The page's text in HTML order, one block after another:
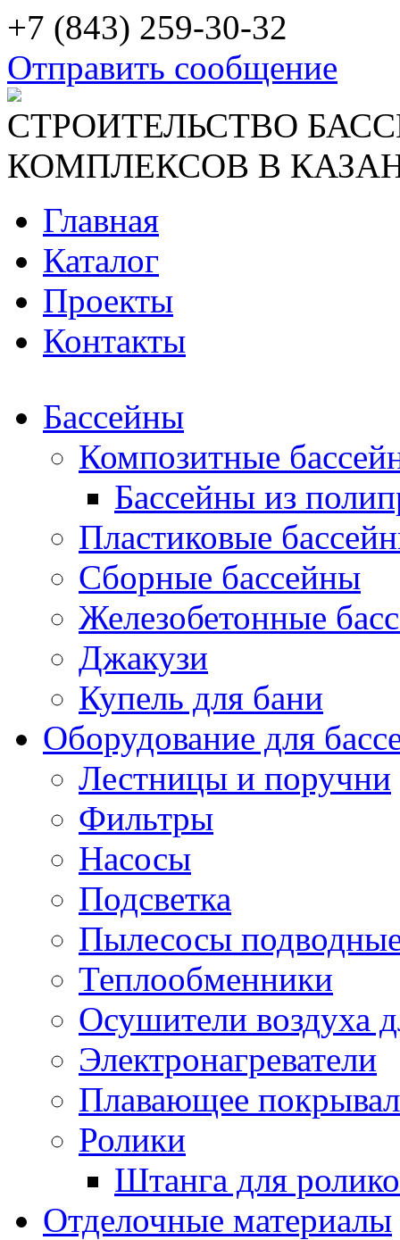
+7 (843) 259-30-32
Отправить сообщение
СТРОИТЕЛЬСТВО
КОМПЛЕКСОВ В
Главная
Каталог
Проекты
Контакты
Бассейны
Композитные
Бассейны из
Пластиковые
Сборные бассейны
Железобетонные
Джакузи
Купель для бани
Оборудование для
Лестницы и поручни
Фильтры
Насосы
Подсветка
Пылесосы
Теплообменники
Осушители воздуха
Электронагреватели
Плавающее
Ролики
Штанга для
Отделочные материалы